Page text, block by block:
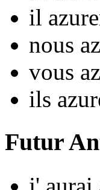
il azure
nous
vous
ils azur
Futur